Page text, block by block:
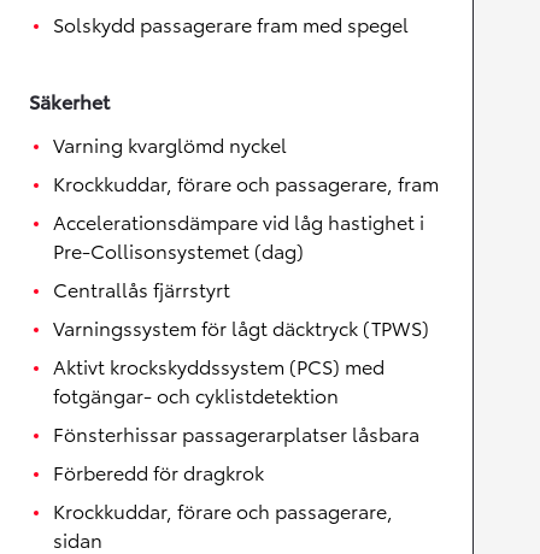
Solskydd passagerare fram med spegel
Säkerhet
Varning kvarglömd nyckel
Krockkuddar, förare och passagerare, fram
Accelerationsdämpare vid låg hastighet i
Pre-Collisonsystemet (dag)
Centrallås fjärrstyrt
Varningssystem för lågt däcktryck (TPWS)
Aktivt krockskyddssystem (PCS) med
fotgängar- och cyklistdetektion
Fönsterhissar passagerarplatser låsbara
Förberedd för dragkrok
Krockkuddar, förare och passagerare,
sidan